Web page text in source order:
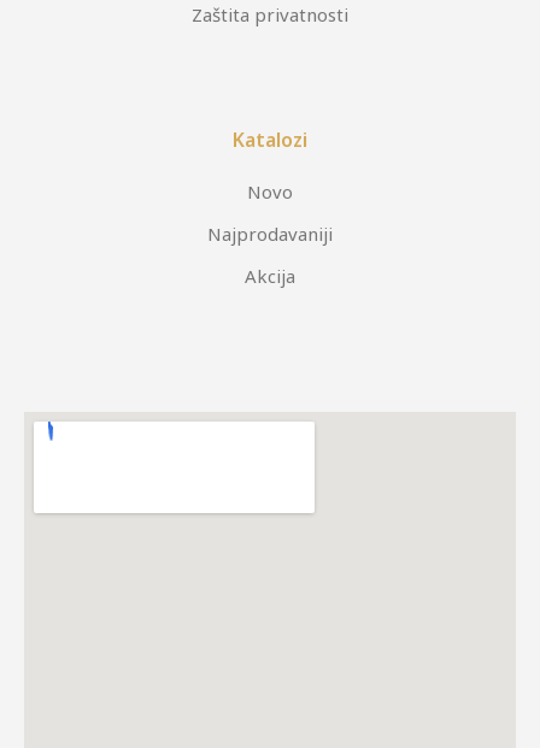
Zaštita privatnosti
Katalozi
Novo
Najprodavaniji
Akcija